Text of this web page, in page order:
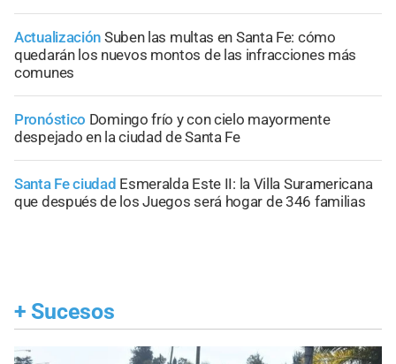
Actualización Suben las multas en Santa Fe: cómo
quedarán los nuevos montos de las infracciones más
comunes
Pronóstico Domingo frío y con cielo mayormente
despejado en la ciudad de Santa Fe
Santa Fe ciudad Esmeralda Este II: la Villa Suramericana
que después de los Juegos será hogar de 346 familias
+ Sucesos